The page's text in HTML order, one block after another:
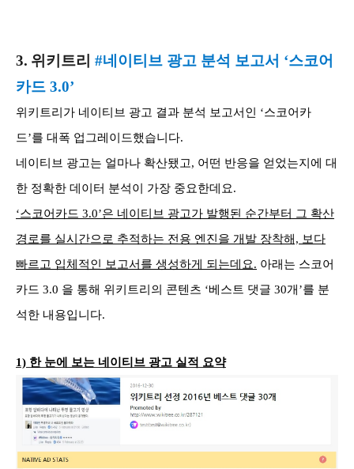
3. 위키트리 #네이티브 광고 분석 보고서 ‘스코어
카드 3.0’
위키트리가 네이티브 광고 결과 분석 보고서인 ‘스코어카
드’를 대폭 업그레이드했습니다.
네이티브 광고는 얼마나 확산됐고, 어떤 반응을 얻었는지에 대
한 정확한 데이터 분석이 가장 중요한데요.
‘스코어카드 3.0’은 네이티브 광고가 발행된 순간부터 그 확산
경로를 실시간으로 추적하는 전용 엔진을 개발 장착해, 보다
빠르고 입체적인 보고서를 생성하게 되는데요. 아래는 스코어
카드 3.0 을 통해 위키트리의 콘텐츠 ‘베스트 댓글 30개’를 분
석한 내용입니다.
1) 한 눈에 보는 네이티브 광고 실적 요약